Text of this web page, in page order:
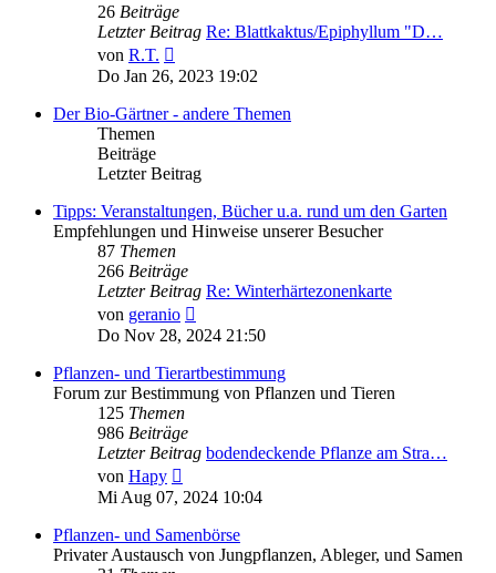
26 Beiträge
Letzter Beitrag Re: Blattkaktus/Epiphyllum "D…
von R.T.
Beitrag
Do Jan 26, 2023 19:02
Der Bio-Gärtner - andere Themen
Themen
Beiträge
Letzter Beitrag
Tipps: Veranstaltungen, Bücher u.a. rund um den Garten
Empfehlungen und Hinweise unserer Besucher
87 Themen
266 Beiträge
Letzter Beitrag Re: Winterhärtezonenkarte
von geranio
Beitrag
Do Nov 28, 2024 21:50
Pflanzen- und Tierartbestimmung
Forum zur Bestimmung von Pflanzen und Tieren
125 Themen
986 Beiträge
Letzter Beitrag bodendeckende Pflanze am Stra…
von Hapy
Beitrag
Mi Aug 07, 2024 10:04
Pflanzen- und Samenbörse
Privater Austausch von Jungpflanzen, Ableger, und Samen